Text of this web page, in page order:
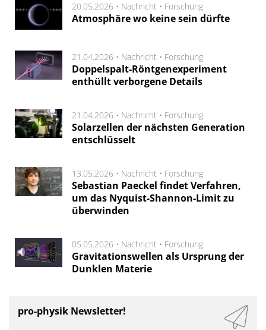
20.05.2026 • Nachricht • Forschung
Atmosphäre wo keine sein dürfte
21.04.2026 • Nachricht • Forschung
Doppelspalt-Röntgenexperiment
enthüllt verborgene Details
21.04.2026 • Nachricht • Forschung
Solarzellen der nächsten Generation
entschlüsselt
13.05.2026 • Nachricht • Forschung
Sebastian Paeckel findet Verfahren,
um das Nyquist-Shannon-Limit zu
überwinden
05.05.2026 • Nachricht • Forschung
Gravitationswellen als Ursprung der
Dunklen Materie
pro-physik Newsletter!